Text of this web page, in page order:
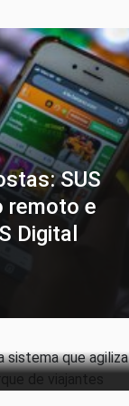
SUS
remoto e
Digital
lança
de
de viajantes